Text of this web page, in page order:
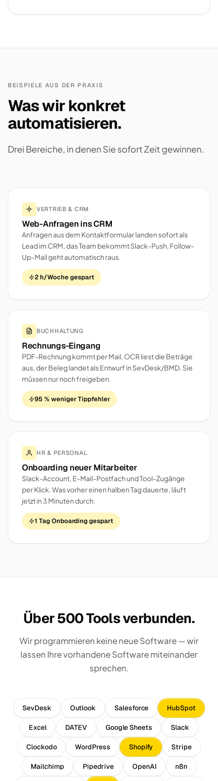
BEISPIELE AUS DER PRAXIS
Was wir konkret
automatisieren.
Drei Bereiche, in denen Sie sofort Zeit gewinnen.
VERTRIEB & CRM
Web-Anfragen ins CRM
Anfragen aus dem Kontaktformular landen sofort als
Lead im CRM, das Team bekommt Slack-Push, Follow-
Up-Mail geht automatisch raus.
2 h/Woche gespart
BUCHHALTUNG
Rechnungs-Eingang
PDF-Rechnung kommt per Mail, OCR liest die Beträge
aus, der Beleg landet als Entwurf in SevDesk/BMD. Sie
müssen nur noch freigeben.
95 % weniger Tippfehler
HR & PERSONAL
Onboarding neuer Mitarbeiter
Slack-Account, E-Mail-Postfach und Tool-Zugänge
per Klick. Was vorher einen halben Tag dauerte, läuft
jetzt in 3 Minuten durch.
1 Tag Onboarding gespart
Über 500 Tools verbunden.
Wir programmieren keine neue Software — wir
lassen Ihre vorhandene Software miteinander
sprechen.
SevDesk Outlook Salesforce HubSpot
Excel DATEV Google Sheets Slack
Clockodo WordPress Shopify Stripe
Mailchimp Pipedrive OpenAI n8n